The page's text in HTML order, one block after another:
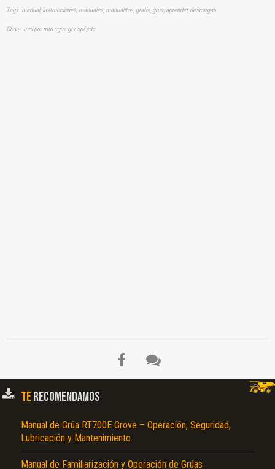
Tags: manual, instrucciones, manuales, manualitos, gratis, grua, aprender, descargas
Clave: mnl prc mtn cgua grv spf edc
TERECOMENDAMOS
Manual de Grúa RT700E Grove – Operación, Seguridad,
Lubricación y Mantenimiento
Manual de Familiarización y Operación de Grúas